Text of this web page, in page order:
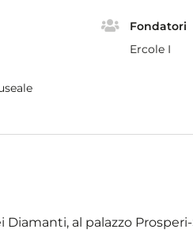
Fondatori
Ercole I
al palazzo